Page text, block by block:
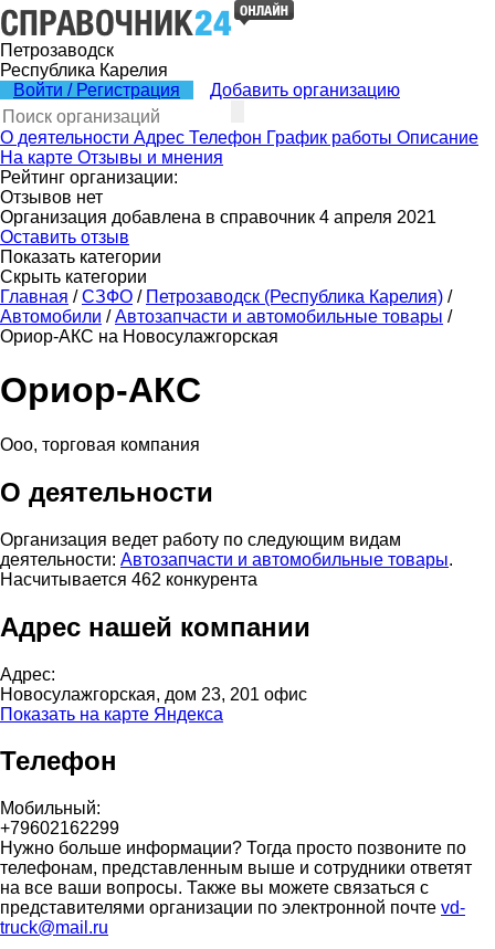
Петрозаводск
Республика Карелия
Войти / Регистрация
Добавить организацию
О деятельности Адрес Телефон График работы Описание
На карте Отзывы и мнения
Рейтинг организации:
Отзывов нет
Организация добавлена в справочник 4 апреля 2021
Оставить отзыв
Показать категории
Скрыть категории
Главная / СЗФО / Петрозаводск (Республика Карелия) /
Автомобили / Автозапчасти и автомобильные товары /
Ориор-АКС на Новосулажгорская
Ориор-АКС
Ооо, торговая компания
О деятельности
Организация ведет работу по следующим видам
деятельности: Автозапчасти и автомобильные товары.
Насчитывается 462 конкурента
Адрес нашей компании
Адрес:
Новосулажгорская, дом 23, 201 офис
Показать на карте Яндекса
Телефон
Мобильный:
+79602162299
Нужно больше информации? Тогда просто позвоните по
телефонам, представленным выше и сотрудники ответят
на все ваши вопросы. Также вы можете связаться с
представителями организации по электронной почте vd-
truck@mail.ru